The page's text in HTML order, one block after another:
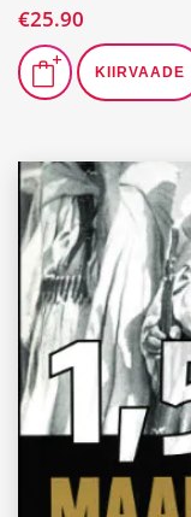
€25.90
KIIRVAADE